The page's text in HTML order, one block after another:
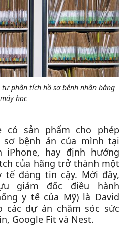
phân tích hồ sơ bệnh nhân bằng
máy học
có sản phẩm cho phép
sơ bệnh án của mình tại
iPhone, hay định hướng
của hãng trở thành một
tế đáng tin cậy. Mới đây,
giám đốc điều hành
y tế của Mỹ) là David
các dự án ​​chăm sóc sức
Google Fit và Nest.